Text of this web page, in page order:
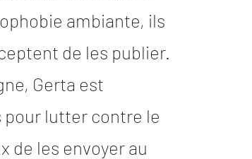
ambiante, ils
de les publier.
Gerta est
lutter contre le
de les envoyer au